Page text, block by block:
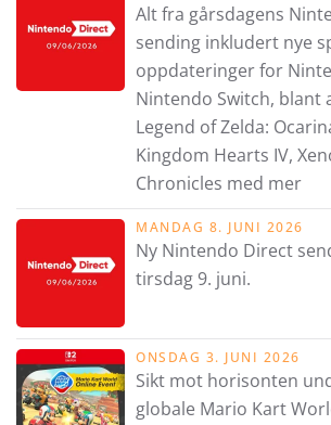
Alt fra gårsdagens
sending inkludert nye
oppdateringer for
Nintendo Switch, blant
Legend of Zelda:
Kingdom Hearts IV,
Chronicles med mer
MANDAG 8. JUNI 2026
Ny Nintendo Direct
tirsdag 9. juni.
ONSDAG 3. JUNI 2026
Sikt mot horisonten
globale Mario Kart